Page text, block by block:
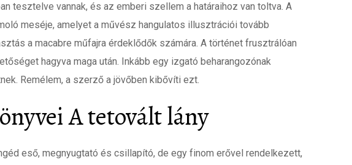
tesztelve vannak, és az emberi szellem a határaihoz van toltva. A
meséje, amelyet a művész hangulatos illusztrációi tovább
a macabre műfajra érdeklődők számára. A történet frusztrálóan
hagyva maga után. Inkább egy izgató beharangozónak
Remélem, a szerző a jövőben kibővíti ezt.
A tetovált lány
eső, megnyugtató és csillapító, de egy finom erővel rendelkezett,